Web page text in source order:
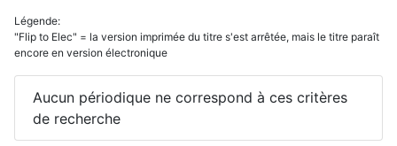
Légende:
"Flip to Elec" = la version imprimée du titre s'est arrêtée, mais le titre paraît
encore en version électronique
Aucun périodique ne correspond à ces critères
de recherche